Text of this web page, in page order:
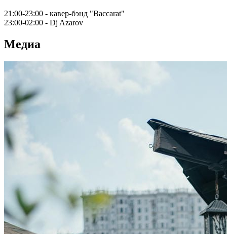
21:00-23:00 - кавер-бэнд "Baccarat"
23:00-02:00 - Dj Azarov
Медиа